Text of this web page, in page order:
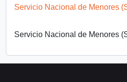
Servicio Nacional de Menores
Servicio Nacional de Menores